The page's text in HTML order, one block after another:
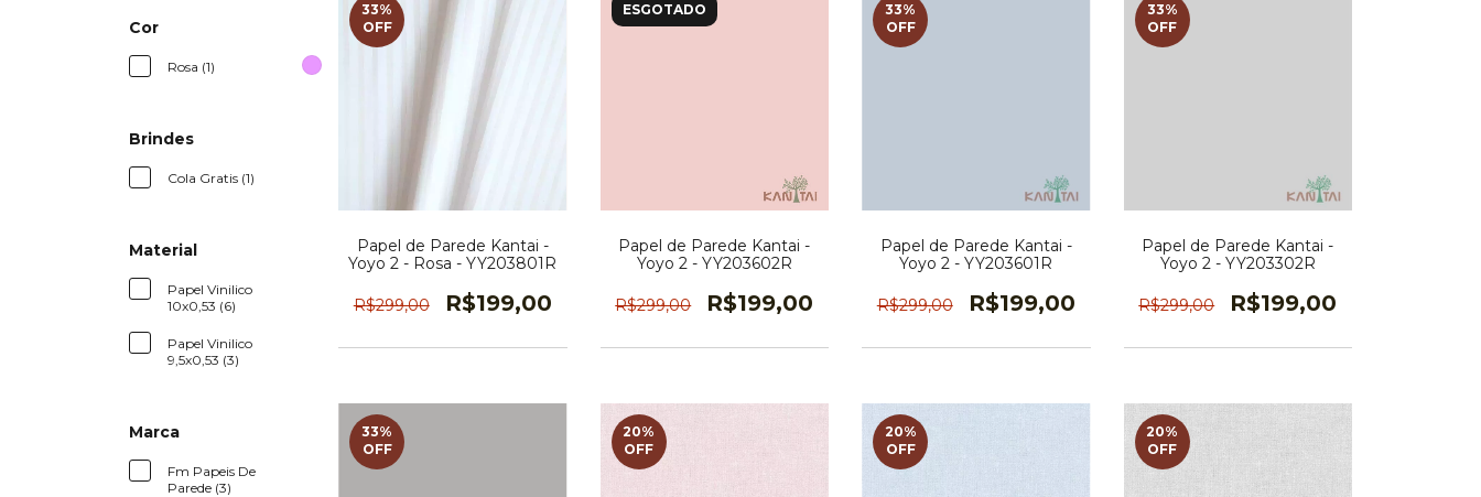
Cor
Rosa (1)
Brindes
Cola Gratis (1)
Material
Papel Vinilico
10x0,53 (6)
Papel Vinilico
9,5x0,53 (3)
Marca
Fm Papeis De
Parede (3)
33%
OFF
Papel de Parede Kantai -
Yoyo 2 - Rosa - YY203801R
R$299,00 R$199,00
ESGOTADO
Papel de Parede Kantai -
Yoyo 2 - YY203602R
R$299,00 R$199,00
33%
OFF
Papel de Parede Kantai -
Yoyo 2 - YY203601R
R$299,00 R$199,00
33%
OFF
Papel de Parede Kantai -
Yoyo 2 - YY203302R
R$299,00 R$199,00
33%
OFF
20%
OFF
20%
OFF
20%
OFF